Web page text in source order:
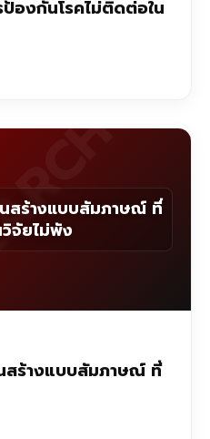
องกันโรคไม่ติดต่อใน
สร้างแบบสัมภาษณ์ ที่
วิจัยไม่พัง
สร้างแบบสัมภาษณ์ ที่